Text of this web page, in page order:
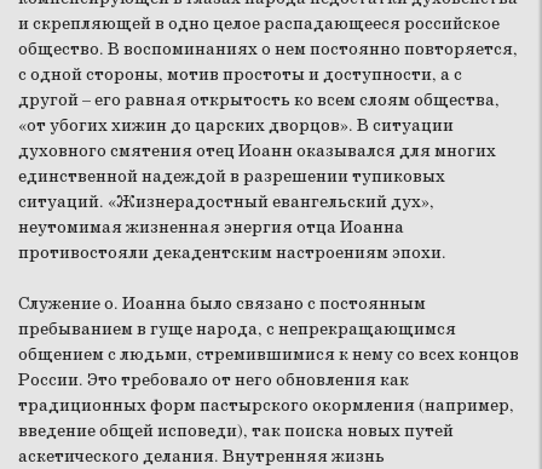
и скрепляющей в одно целое распадающееся российское
общество. В воспоминаниях о нем постоянно повторяется,
с одной стороны, мотив простоты и доступности, а с
другой – его равная открытость ко всем слоям общества,
«от убогих хижин до царских дворцов». В ситуации
духовного смятения отец Иоанн оказывался для многих
единственной надеждой в разрешении тупиковых
ситуаций. «Жизнерадостный евангельский дух»,
неутомимая жизненная энергия отца Иоанна
противостояли декадентским настроениям эпохи.
Служение о. Иоанна было связано с постоянным
пребыванием в гуще народа, с непрекращающимся
общением с людьми, стремившимися к нему со всех концов
России. Это требовало от него обновления как
традиционных форм пастырского окормления (например,
введение общей исповеди), так поиска новых путей
аскетического делания. Внутренняя жизнь